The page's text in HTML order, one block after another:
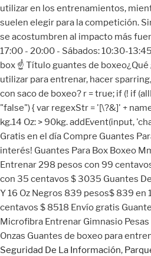
utilizar en los entrenamientos,
suelen elegir para la competición.
se acostumbren al impacto más
17:00 - 20:00 - Sábados: 10:30-
box ☝ Título guantes de
utilizar para entrenar, hacer
con saco de boxeo? r = true; if (! if
"false") { var regexStr = '[\?&]' +
kg.14 Oz: > 90kg. addEvent(input,
Gratis en el día Compre Guantes
interés! Guantes Para Box Boxeo
Entrenar 298 pesos con 99
con 35 centavos $ 3035 Guantes
Y 16 Oz Negros 839 pesos$ 839 en
centavos $ 8518 Envío gratis
Microfibra Entrenar Gimnasio
Onzas Guantes de boxeo para
Seguridad De La Información,